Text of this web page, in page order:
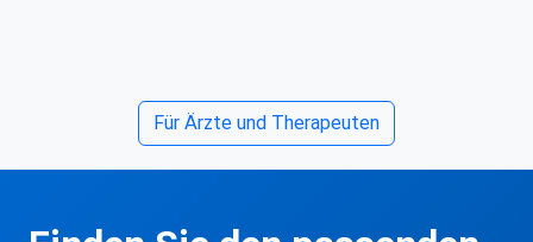
Für Ärzte und Therapeuten